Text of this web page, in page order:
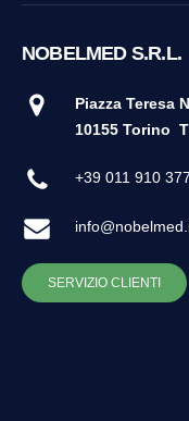
NOBELMED S.R.L.
Piazza Teresa
10155 Torino
+39 011 910
SERVIZIO CLIENTI